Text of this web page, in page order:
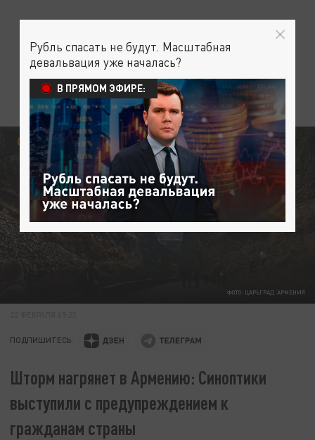
ФОТО: ЦАРЬГРАД. АРМЕНИЯ
ОБЩЕСТВО
ПОДПИШИТЕСЬ:
Шторм нагрянет в Армению: Синоптики
выступили с предупреждением к
гражданам страны
Рубль спасать не будут. Масштабная
девальвация уже началась?
В ПРЯМОМ ЭФИРЕ: